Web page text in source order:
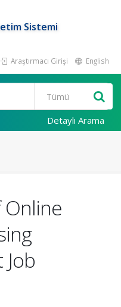
Sistemi
Araştırmacı Girişi English
Detaylı Arama
Online